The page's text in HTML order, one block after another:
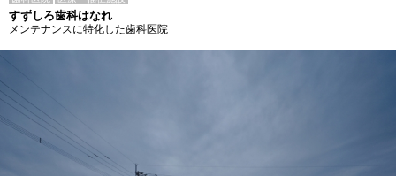
すずしろ歯科はなれ
メンテナンスに特化した歯科医院